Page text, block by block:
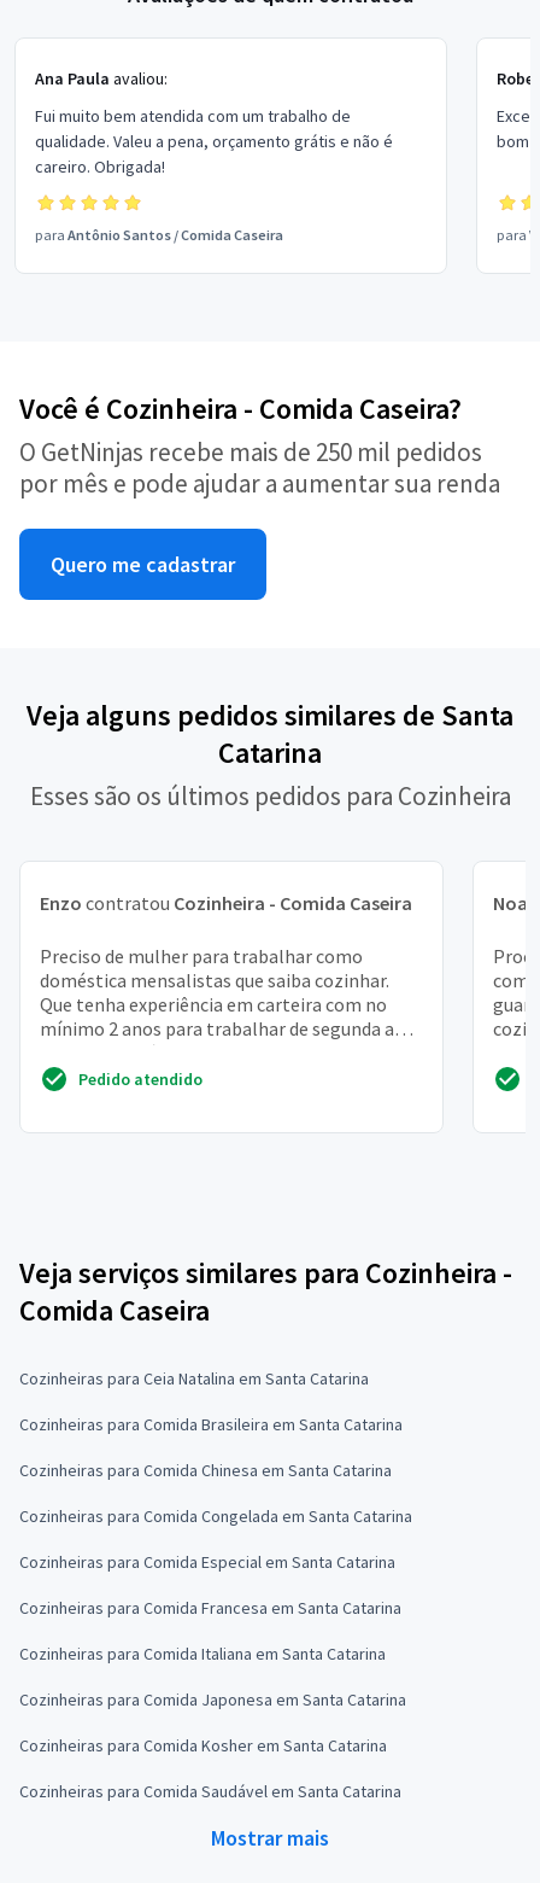
Ana Paula avaliou:
Fui muito bem atendida com um trabalho de
qualidade. Valeu a pena, orçamento grátis e não é
careiro. Obrigada!
para Antônio Santos /Comida Caseira
bom
para
Você é Cozinheira - Comida Caseira?
O GetNinjas recebe mais de 250 mil pedidos
por mês e pode ajudar a aumentar sua renda
Quero me cadastrar
Veja alguns pedidos similares de Santa
Catarina
Esses são os últimos pedidos para Cozinheira
Enzo contratou Cozinheira - Comida Caseira
Preciso de mulher para trabalhar como
doméstica mensalistas que saiba cozinhar.
Que tenha experiência em carteira com no
mínimo 2 anos para trabalhar de segunda a
sexta e dois sábados qui...
Pedido atendido
Noah
Veja serviços similares para Cozinheira -
Comida Caseira
Cozinheiras para Ceia Natalina em Santa Catarina
Cozinheiras para Comida Brasileira em Santa Catarina
Cozinheiras para Comida Chinesa em Santa Catarina
Cozinheiras para Comida Congelada em Santa Catarina
Cozinheiras para Comida Especial em Santa Catarina
Cozinheiras para Comida Francesa em Santa Catarina
Cozinheiras para Comida Italiana em Santa Catarina
Cozinheiras para Comida Japonesa em Santa Catarina
Cozinheiras para Comida Kosher em Santa Catarina
Cozinheiras para Comida Saudável em Santa Catarina
Mostrar mais